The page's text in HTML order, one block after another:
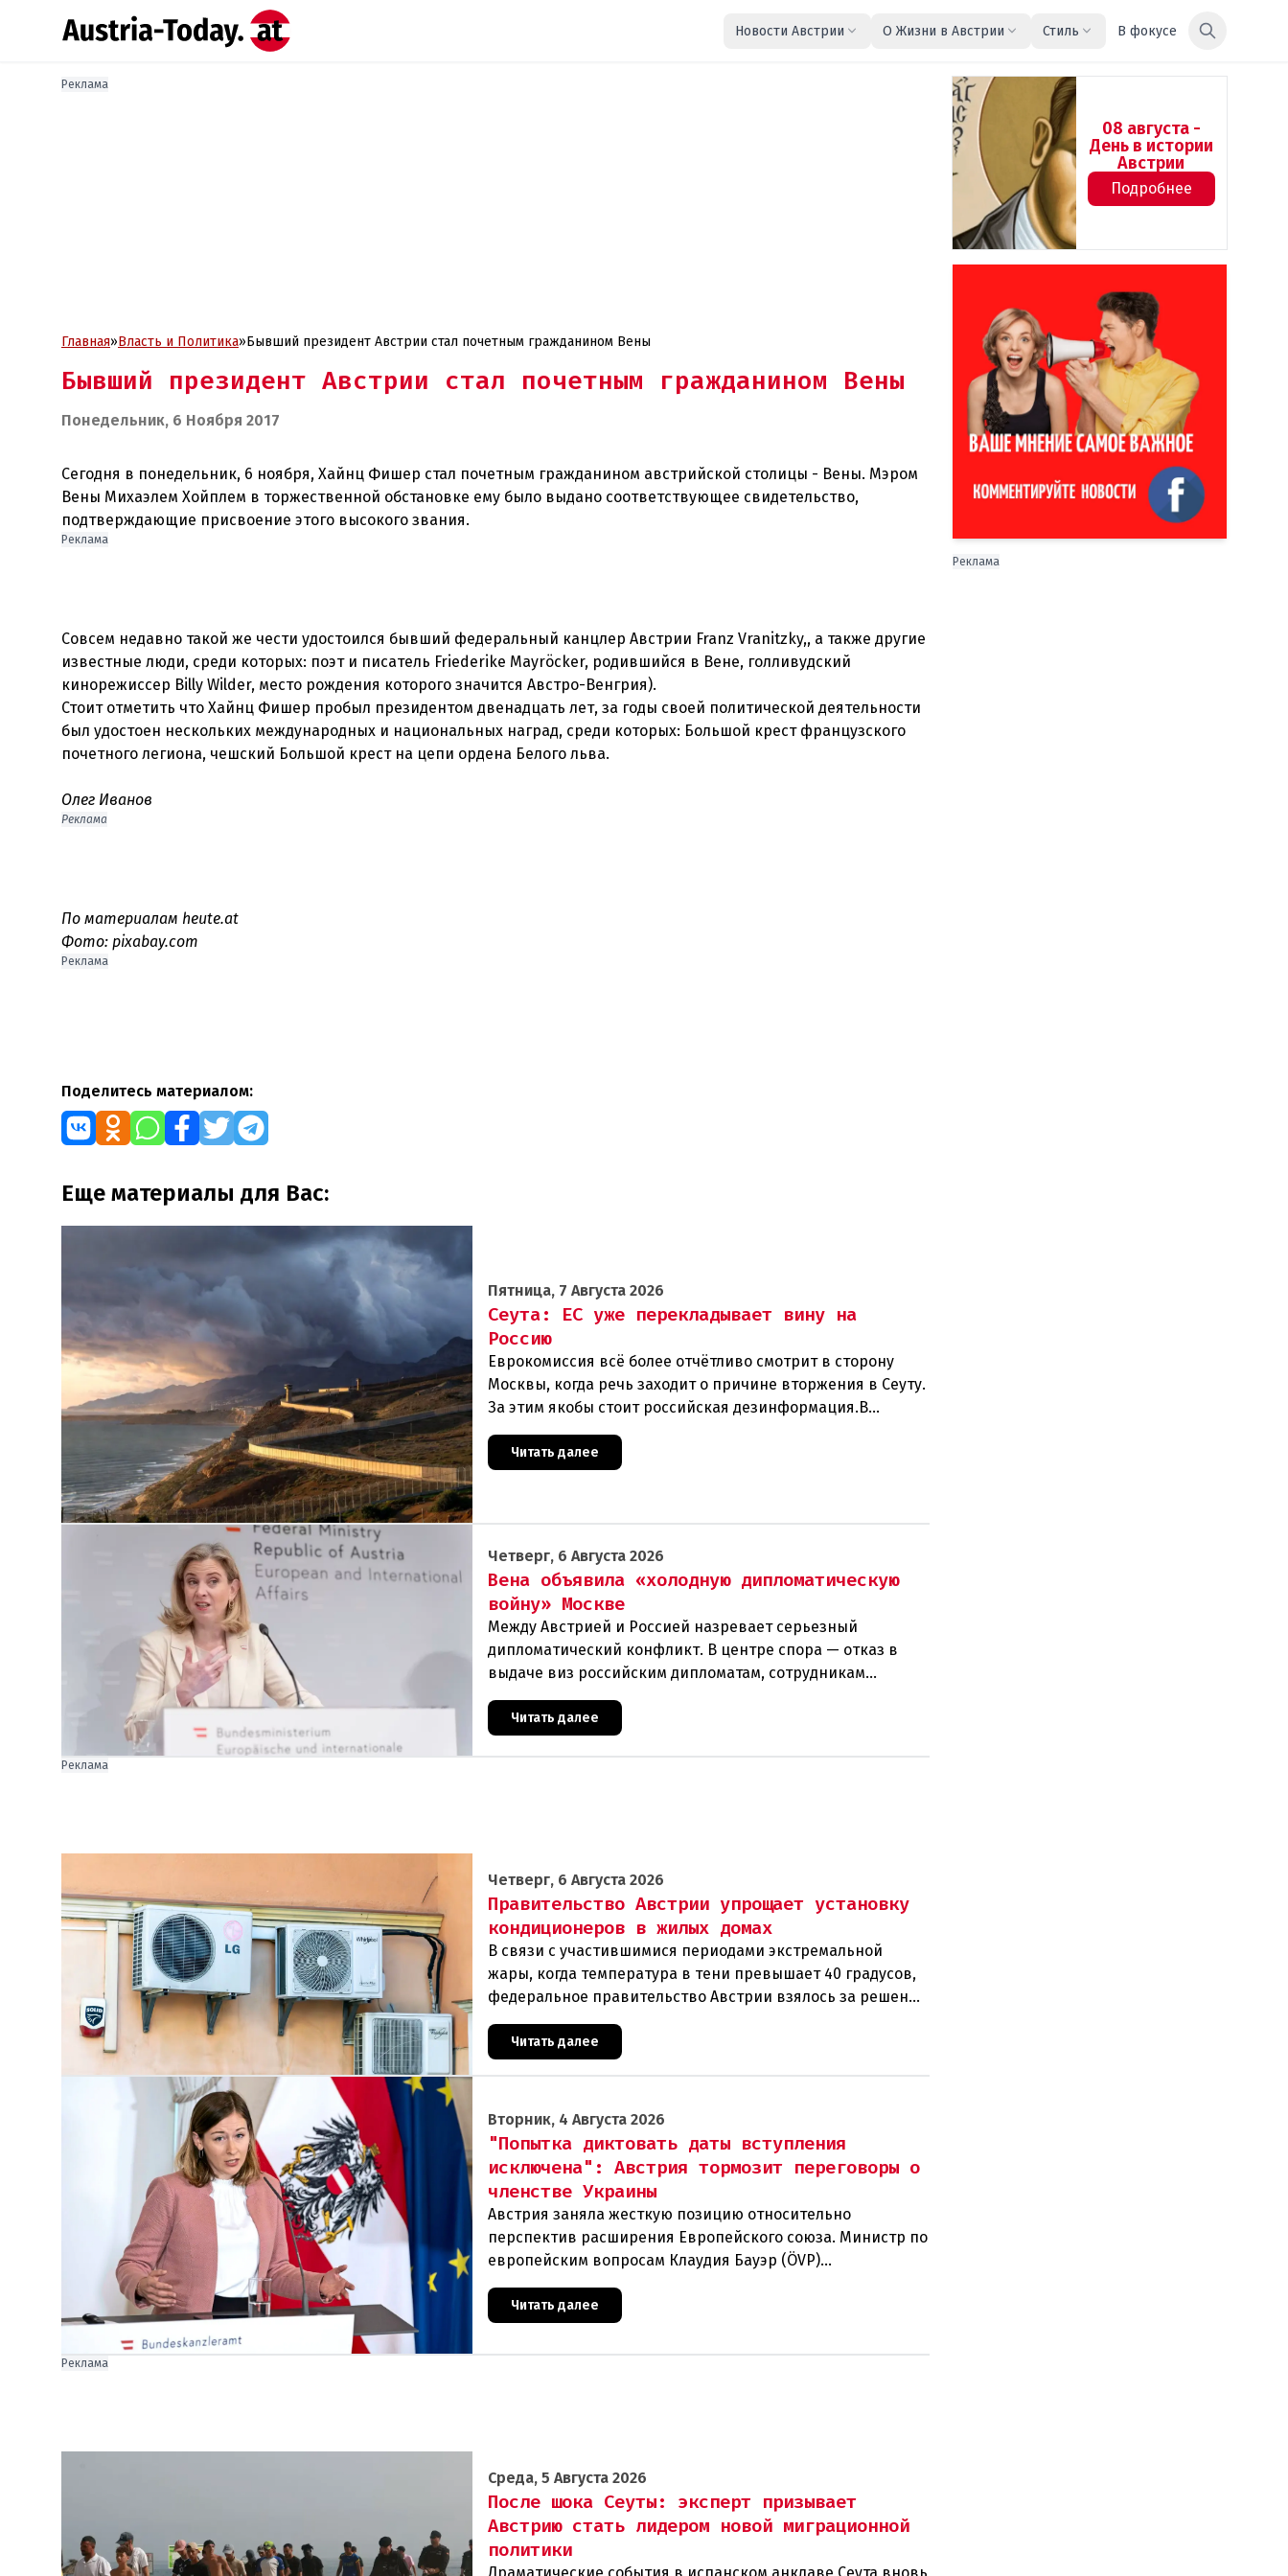
Новости Австрии О Жизни в Австрии Стиль В фокусе
Реклама
Главная»Власть и Политика»Бывший президент Австрии стал почетным гражданином Вены
Бывший президент Австрии стал почетным гражданином Вены
Понедельник, 6 Ноября 2017
Сегодня в понедельник, 6 ноября, Хайнц Фишер стал почетным гражданином австрийской столицы - Вены. Мэром
Вены Михаэлем Хойплем в торжественной обстановке ему было выдано соответствующее свидетельство,
Реклама
Совсем недавно такой же чести удостоился бывший федеральный канцлер Австрии Franz Vranitzky,, а также другие
известные люди, среди которых: поэт и писатель Friederike Mayröcker, родившийся в Вене, голливудский
кинорежиссер Billy Wilder, место рождения которого значится Австро-Венгрия).
Стоит отметить что Хайнц Фишер пробыл президентом двенадцать лет, за годы своей политической деятельности
был удостоен нескольких международных и национальных наград, среди которых: Большой крест французского
почетного легиона, чешский Большой крест на цепи ордена Белого льва.
Олег Иванов
Реклама
По материалам heute.at
Фото: pixabay.com
Реклама
Поделитесь материалом:
Еще материалы для Вас:
Пятница, 7 Августа 2026
Сеута: ЕС уже перекладывает вину на
Россию
Еврокомиссия всё более отчётливо смотрит в сторону
Москвы, когда речь заходит о причине вторжения в Сеуту.
За этим якобы стоит российская дезинформация.В
Читать далее
Четверг, 6 Августа 2026
Вена объявила «холодную дипломатическую
войну» Москве
Между Австрией и Россией назревает серьезный
дипломатический конфликт. В центре спора — отказ в
выдаче виз российским дипломатам, сотрудникам
посольства и работникам международных организаций,
которые
Читать далее
Реклама
Четверг, 6 Августа 2026
Правительство Австрии упрощает установку
кондиционеров в жилых домах
В связи с участившимися периодами экстремальной
жары, когда температура в тени превышает 40 градусов,
федеральное правительство Австрии взялось за решение
проблемы перегрева жилых помещений. В среду н
Читать далее
Вторник, 4 Августа 2026
"Попытка диктовать даты вступления
исключена": Австрия тормозит переговоры о
членстве Украины
Австрия заняла жесткую позицию относительно
перспектив расширения Европейского союза. Министр по
европейским вопросам Клаудия Бауэр (ÖVP)
присоединения
Читать далее
Реклама
Среда, 5 Августа 2026
После шока Сеуты: эксперт призывает
Австрию стать лидером новой миграционной
политики
08 августа -
День в истории
Австрии
Подробнее
Реклама